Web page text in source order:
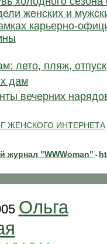
женских и
карьерно-
лето, пляж,
дам
вечерних
ЖЕНСКОГО ИНТЕРНЕТА
журнал "WWWoman" -
Ольга